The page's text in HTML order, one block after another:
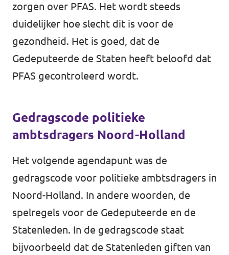
zorgen over PFAS. Het wordt steeds
duidelijker hoe slecht dit is voor de
gezondheid. Het is goed, dat de
Gedeputeerde de Staten heeft beloofd dat
PFAS gecontroleerd wordt.
Gedragscode politieke
ambtsdragers Noord-Holland
Het volgende agendapunt was de
gedragscode voor politieke ambtsdragers in
Noord-Holland. In andere woorden, de
spelregels voor de Gedeputeerde en de
Statenleden. In de gedragscode staat
bijvoorbeeld dat de Statenleden giften van